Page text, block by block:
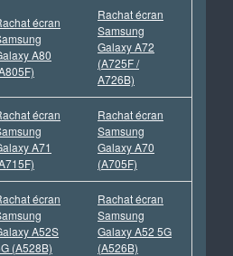
écran
A80
Rachat écran
Samsung
Galaxy A72
(A725F /
A726B)
écran
A71
Rachat écran
Samsung
Galaxy A70
(A705F)
écran
A52S
(A528B)
Rachat écran
Samsung
Galaxy A52 5G
(A526B)